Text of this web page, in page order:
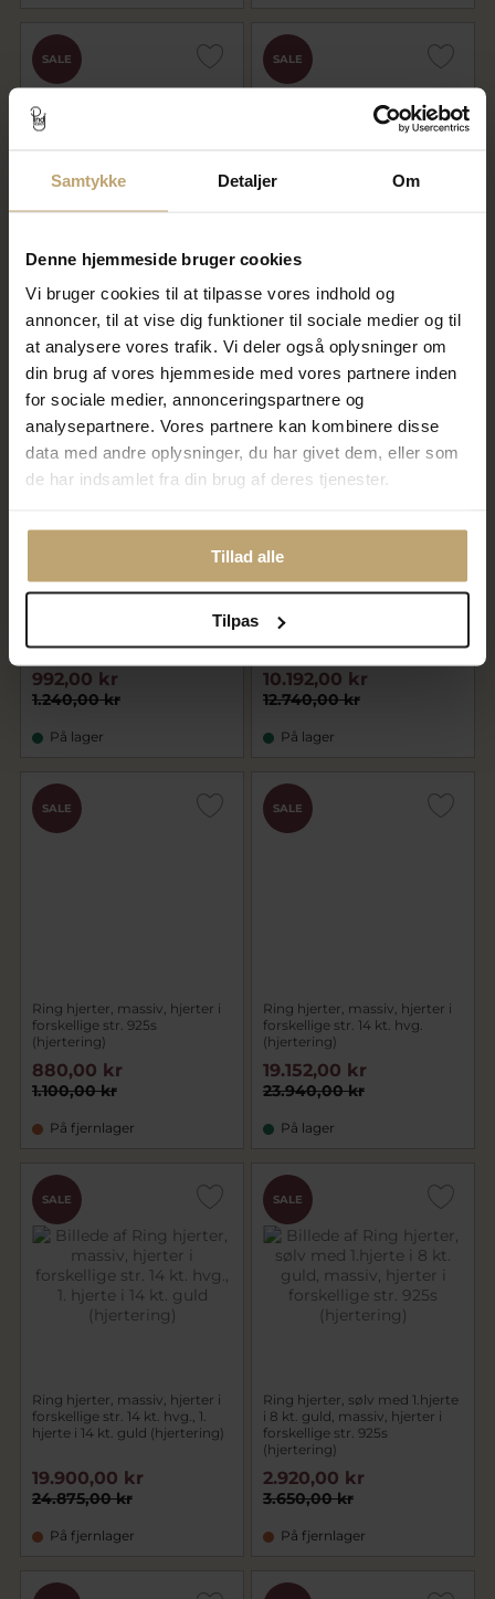
Samtykke Detaljer Om
Denne hjemmeside bruger cookies
Vi bruger cookies til at tilpasse vores indhold og
annoncer, til at vise dig funktioner til sociale medier og til
at analysere vores trafik. Vi deler også oplysninger om
din brug af vores hjemmeside med vores partnere inden
for sociale medier, annonceringspartnere og
analysepartnere. Vores partnere kan kombinere disse
data med andre oplysninger, du har givet dem, eller som
de har indsamlet fra din brug af deres tjenester.
Tillad alle
Tilpas
SALE
Ring 2 hjerter 14 kt. hvg. Priser
11.900,00 kr
9.520,00 kr
SALE
Ring hjerter, massiv, 2 hjerter
1.100,00 kr
880,00 kr
SALE
925s forgyldt (hjertering)
1.240,00 kr
992,00 kr
På lager
SALE
Ring hjerter, massiv
(hjertering). Priser fra
12.740,00 kr
10.192,00 kr
På lager
SALE
Ring hjerter, massiv, hjerter i
forskellige str. 925s
(hjertering)
1.100,00 kr
880,00 kr
På fjernlager
SALE
Ring hjerter, massiv, hjerter i
forskellige str. 14 kt. hvg.
(hjertering)
23.940,00 kr
19.152,00 kr
På lager
SALE
Ring hjerter, massiv, hjerter i
forskellige str. 14 kt. hvg., 1.
hjerte i 14 kt. guld (hjertering)
24.875,00 kr
19.900,00 kr
På fjernlager
SALE
Ring hjerter, sølv med 1.hjerte
i 8 kt. guld, massiv, hjerter i
forskellige str. 925s
(hjertering)
3.650,00 kr
2.920,00 kr
På fjernlager